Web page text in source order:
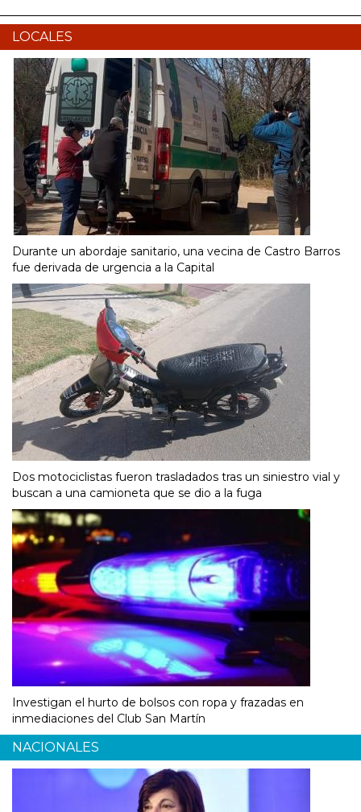
LOCALES
Durante un abordaje sanitario, una vecina de Castro Barros
fue derivada de urgencia a la Capital
Dos motociclistas fueron trasladados tras un siniestro vial y
buscan a una camioneta que se dio a la fuga
Investigan el hurto de bolsos con ropa y frazadas en
inmediaciones del Club San Martín
NACIONALES